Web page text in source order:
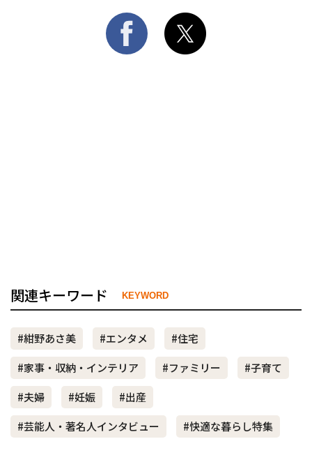
関連キーワード KEYWORD
#紺野あさ美 #エンタメ
#住宅
#家事・収納・インテリア
#ファミリー
#子育て
#夫婦
#妊娠
#出産
#芸能人・著名人インタビュー
#快適な暮らし特集